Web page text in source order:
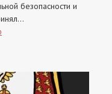
безопасности и